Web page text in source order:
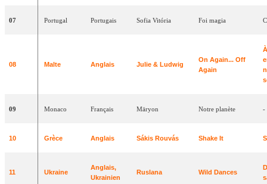
07 Portugal Portugais Sofia Vitória Foi magia
08 Malte Anglais Julie &Ludwig
OnAgain...Off
Again
09 Monaco Français Märyon Notre planète -
10 Grèce Anglais Sákis Rouvás Shake It
11 Ukraine
Anglais,
Ukrainien
Ruslana Wild Dances